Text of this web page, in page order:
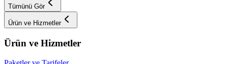
Tümünü Gör
Ürün ve Hizmetler
Ürün ve Hizmetler